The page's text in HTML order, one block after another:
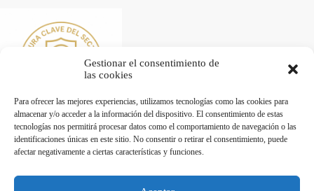
Gestionar el consentimiento de
las cookies
Para ofrecer las mejores experiencias, utilizamos tecnologías como las cookies para
almacenar y/o acceder a la información del dispositivo. El consentimiento de estas
tecnologías nos permitirá procesar datos como el comportamiento de navegación o las
identificaciones únicas en este sitio. No consentir o retirar el consentimiento, puede
afectar negativamente a ciertas características y funciones.